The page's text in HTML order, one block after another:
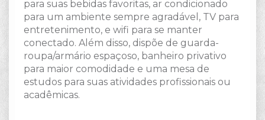
para suas bebidas favoritas, ar condicionado
para um ambiente sempre agradável, TV para
entretenimento, e wifi para se manter
conectado. Além disso, dispõe de guarda-
roupa/armário espaçoso, banheiro privativo
para maior comodidade e uma mesa de
estudos para suas atividades profissionais ou
acadêmicas.